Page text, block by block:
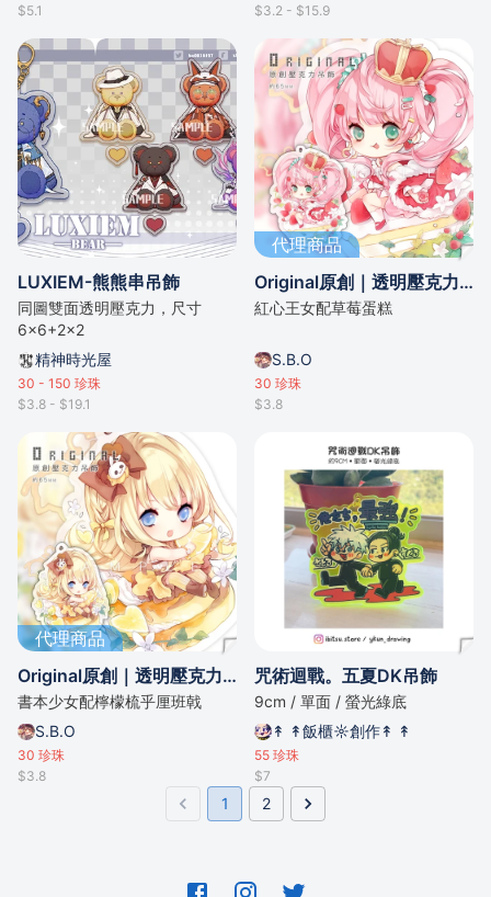
$5.1
$3.2 - $15.9
LUXIEM-熊熊串吊飾
同圖雙面透明壓克力，尺寸
6×6+2×2
精神時光屋
30 - 150 珍珠
$3.8 - $19.1
代理商品
Original原創｜透明壓克力吊飾-2
紅心王女配草莓蛋糕
S.B.O
30 珍珠
$3.8
代理商品
Original原創｜透明壓克力吊飾-1
書本少女配檸檬梳乎厘班戟
S.B.O
30 珍珠
$3.8
咒術迴戰。五夏DK吊飾
9cm / 單面 / 螢光綠底
↟ ↟飯櫃☼創作↟ ↟
55 珍珠
$7
1 2